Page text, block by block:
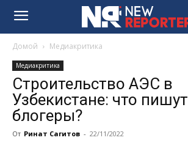
Домой Медиакритика
Медиакритика
Строительство АЭС в
Узбекистане: что
блогеры?
От Ринат Сагитов - 22/11/2022